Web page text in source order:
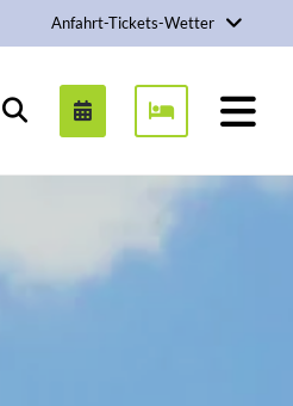
Anfahrt-Tickets-Wetter
Stadt Bad Wildungen
Suchen